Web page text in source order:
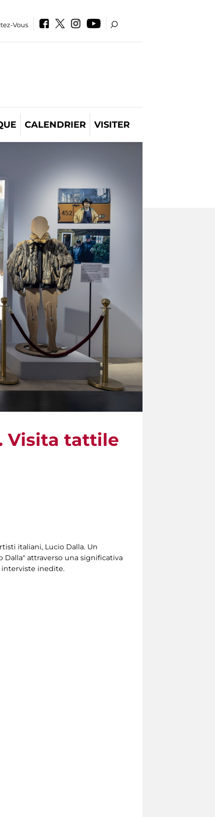
Vous
CALENDRIER VISITER
Visita tattile
italiani, Lucio Dalla. Un
Dalla" attraverso una significativa
interviste inedite.